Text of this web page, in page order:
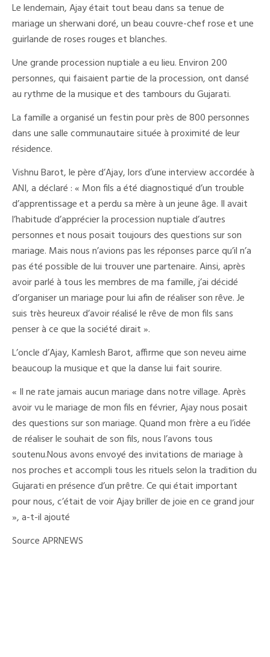
Le lendemain, Ajay était tout beau dans sa tenue de
mariage un sherwani doré, un beau couvre-chef rose et une
guirlande de roses rouges et blanches.
Une grande procession nuptiale a eu lieu. Environ 200
personnes, qui faisaient partie de la procession, ont dansé
au rythme de la musique et des tambours du Gujarati.
La famille a organisé un festin pour près de 800 personnes
dans une salle communautaire située à proximité de leur
résidence.
Vishnu Barot, le père d’Ajay, lors d’une interview accordée à
ANI, a déclaré : « Mon fils a été diagnostiqué d’un trouble
d’apprentissage et a perdu sa mère à un jeune âge. Il avait
l’habitude d’apprécier la procession nuptiale d’autres
personnes et nous posait toujours des questions sur son
mariage. Mais nous n’avions pas les réponses parce qu’il n’a
pas été possible de lui trouver une partenaire. Ainsi, après
avoir parlé à tous les membres de ma famille, j’ai décidé
d’organiser un mariage pour lui afin de réaliser son rêve. Je
suis très heureux d’avoir réalisé le rêve de mon fils sans
penser à ce que la société dirait ».
L’oncle d’Ajay, Kamlesh Barot, affirme que son neveu aime
beaucoup la musique et que la danse lui fait sourire.
« Il ne rate jamais aucun mariage dans notre village. Après
avoir vu le mariage de mon fils en février, Ajay nous posait
des questions sur son mariage. Quand mon frère a eu l’idée
de réaliser le souhait de son fils, nous l’avons tous
soutenu.Nous avons envoyé des invitations de mariage à
nos proches et accompli tous les rituels selon la tradition du
Gujarati en présence d’un prêtre. Ce qui était important
pour nous, c’était de voir Ajay briller de joie en ce grand jour
», a-t-il ajouté
Source APRNEWS